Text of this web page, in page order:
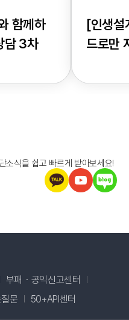
함께하
담 3차
[인생설
드로만
소식을 쉽고 빠르게 받아보세요!
부패・공익신고센터 새창 열림
문 50+API센터